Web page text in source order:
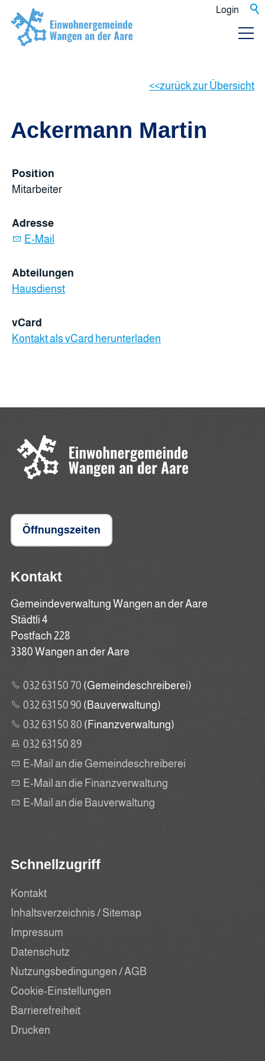
Login
zurück zur Übersicht
Ackermann Martin
Position
Mitarbeiter
Adresse
E-Mail
Abteilungen
Hausdienst
vCard
Kontakt als vCard herunterladen
Öffnungszeiten
Kontakt
Gemeindeverwaltung Wangen an der Aare
Städtli 4
Postfach 228
3380 Wangen an der Aare
032 631 50 70 (Gemeindeschreiberei)
032 631 50 90 (Bauverwaltung)
032 631 50 80 (Finanzverwaltung)
032 631 50 89
E-Mail an die Gemeindeschreiberei
E-Mail an die Finanzverwaltung
E-Mail an die Bauverwaltung
Schnellzugriff
Kontakt
Inhaltsverzeichnis / Sitemap
Impressum
Datenschutz
Nutzungsbedingungen / AGB
Cookie-Einstellungen
Barrierefreiheit
Drucken